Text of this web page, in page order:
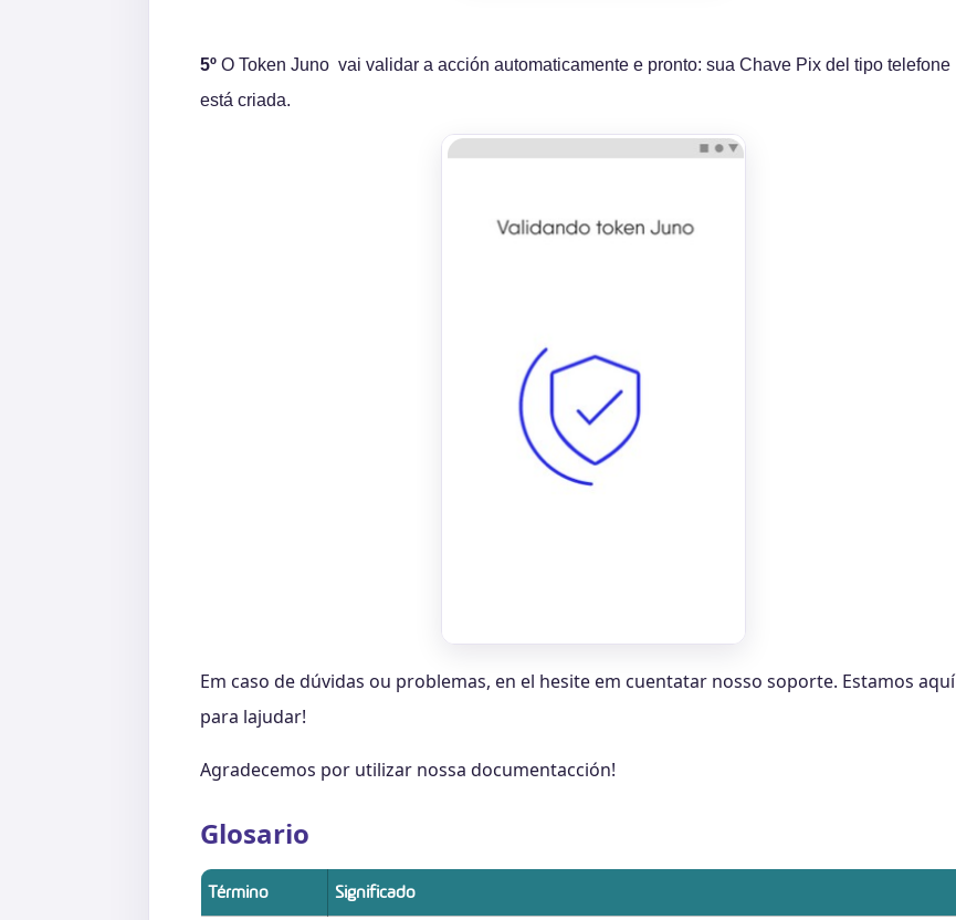
5º O Token Juno vai validar a acción automaticamente e pronto: sua Chave Pix del tipo telefone
está criada.
Em caso de dúvidas ou problemas, en el hesite em cuentatar nosso soporte. Estamos aquí
para lajudar!
Agradecemos por utilizar nossa documentacción!
Glosario
Término Significado